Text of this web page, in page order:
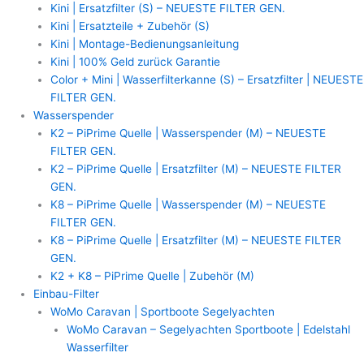
Kini | Ersatzfilter (S) – NEUESTE FILTER GEN.
Kini | Ersatzteile + Zubehör (S)
Kini | Montage-Bedienungsanleitung
Kini | 100% Geld zurück Garantie
Color + Mini | Wasserfilterkanne (S) – Ersatzfilter | NEUESTE
FILTER GEN.
Wasserspender
K2 – PiPrime Quelle | Wasserspender (M) – NEUESTE
FILTER GEN.
K2 – PiPrime Quelle | Ersatzfilter (M) – NEUESTE FILTER
GEN.
K8 – PiPrime Quelle | Wasserspender (M) – NEUESTE
FILTER GEN.
K8 – PiPrime Quelle | Ersatzfilter (M) – NEUESTE FILTER
GEN.
K2 + K8 – PiPrime Quelle | Zubehör (M)
Einbau-Filter
WoMo Caravan | Sportboote Segelyachten
WoMo Caravan – Segelyachten Sportboote | Edelstahl
Wasserfilter